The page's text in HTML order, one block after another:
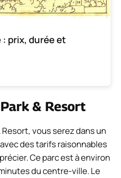
: prix, durée et
& ​​Resort
​​Resort, vous serez dans un
des tarifs raisonnables
Ce parc est à environ
du centre-ville. Le